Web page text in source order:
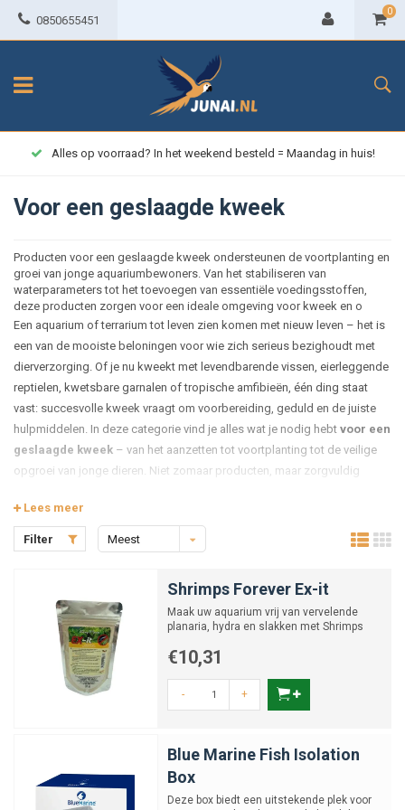
0850655451
0
Alles op voorraad? In het weekend besteld = Maandag in huis!
Voor een geslaagde kweek
Producten voor een geslaagde kweek ondersteunen de voortplanting en
groei van jonge aquariumbewoners. Van het stabiliseren van
waterparameters tot het toevoegen van essentiële voedingsstoffen,
deze producten zorgen voor een ideale omgeving voor kweek en o
Een aquarium of terrarium tot leven zien komen met nieuw leven – het is
een van de mooiste beloningen voor wie zich serieus bezighoudt met
dierverzorging. Of je nu kweekt met levendbarende vissen, eierleggende
reptielen, kwetsbare garnalen of tropische amfibieën, één ding staat
vast: succesvolle kweek vraagt om voorbereiding, geduld en de juiste
hulpmiddelen. In deze categorie vind je alles wat je nodig hebt voor een
geslaagde kweek – van het aanzetten tot voortplanting tot de veilige
opgroei van jonge dieren. Niet zomaar producten, maar zorgvuldig
succesverhaal.
De juiste omstandigheden creëren
zijn. Dieren voelen feilloos aan wanneer het moment klopt – en wanneer
niet. Dat betekent: stabiele waterwaarden, geschikte temperatuur, veilige
schuilplaatsen en voldoende voeding. Soms vraagt dit om subtiele
aanpassingen, zoals het verhogen van de temperatuur, het verlengen van
de lichtduur of het licht verlagen van de pH. Maar vaker nog draait het
om details: het juiste substraat waarin eieren kunnen worden afgezet,
het toevoegen van specifieke mineralen die de hormoonproductie
waterverbeteraars. De producten in deze categorie helpen je om die
omstandigheden nauwkeurig te sturen – met respect voor het natuurlijke
ritme van je dieren.
Lees meer
Filter
Meest
Shrimps Forever Ex-it
Maak uw aquarium vrij van vervelende
planaria, hydra en slakken met Shrimps
€10,31
- +
Blue Marine Fish Isolation
Box
Deze box biedt een uitstekende plek voor